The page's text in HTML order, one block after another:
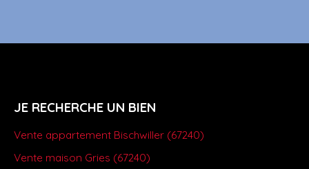
JE RECHERCHE UN BIEN
Vente appartement Bischwiller (67240)
Vente maison Gries (67240)